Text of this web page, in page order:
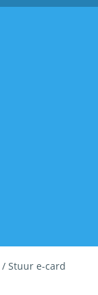
/ Stuur e-card